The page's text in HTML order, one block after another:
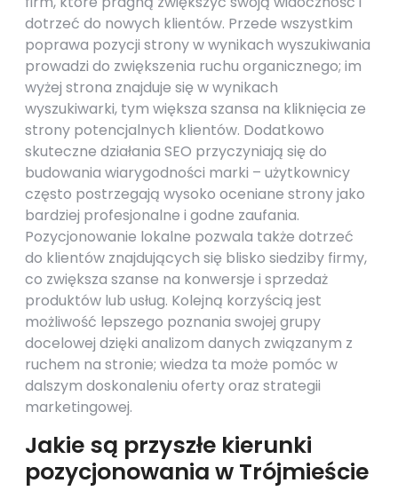
dotrzeć do nowych klientów. Przede wszystkim
poprawa pozycji strony w wynikach wyszukiwania
prowadzi do zwiększenia ruchu organicznego; im
wyżej strona znajduje się w wynikach
wyszukiwarki, tym większa szansa na kliknięcia ze
strony potencjalnych klientów. Dodatkowo
skuteczne działania SEO przyczyniają się do
budowania wiarygodności marki – użytkownicy
często postrzegają wysoko oceniane strony jako
bardziej profesjonalne i godne zaufania.
Pozycjonowanie lokalne pozwala także dotrzeć
do klientów znajdujących się blisko siedziby firmy,
co zwiększa szanse na konwersje i sprzedaż
produktów lub usług. Kolejną korzyścią jest
możliwość lepszego poznania swojej grupy
docelowej dzięki analizom danych związanym z
ruchem na stronie; wiedza ta może pomóc w
dalszym doskonaleniu oferty oraz strategii
marketingowej.
Jakie są przyszłe kierunki
pozycjonowania w Trójmieście